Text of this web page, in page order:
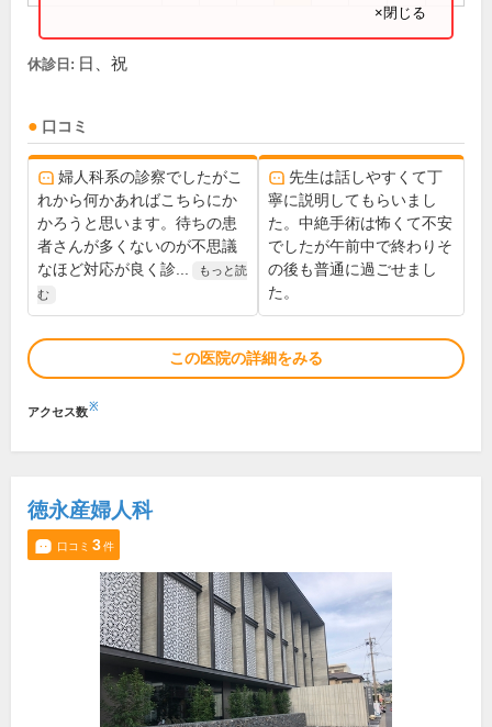
×閉じる
休診日: 日、祝
口コミ
婦人科系の診察でしたがこ
れから何かあればこちらにか
かろうと思います。待ちの患
者さんが多くないのが不思議
なほど対応が良く診...
もっと読
む
先生は話しやすくて丁
寧に説明してもらいまし
た。中絶手術は怖くて不安
でしたが午前中で終わりそ
の後も普通に過ごせまし
た。
この医院の詳細をみる
アクセス数※
徳永産婦人科
口コミ 3件